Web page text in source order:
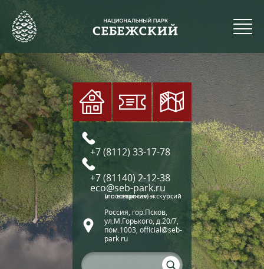
+7 (8112) 33-17-78
+7 (81140) 2-12-38
eco@seb-park.ru
(по вопросам экскурсий и посещения)
Россия, гор.Псков,
ул.М.Горького, д.20/7,
пом.1003, official@seb-
park.ru